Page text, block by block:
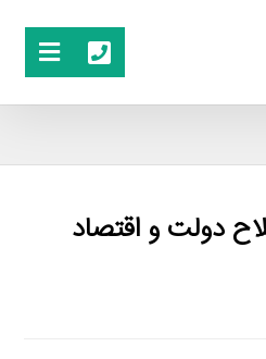
دولت و اقتصاد